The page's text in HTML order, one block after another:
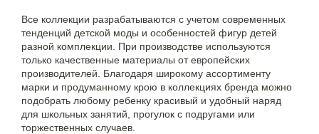
Все коллекции разрабатываются с учетом современных
тенденций детской моды и особенностей фигур детей
разной комплекции. При производстве используются
только качественные материалы от европейских
производителей. Благодаря широкому ассортименту
марки и продуманному крою в коллекциях бренда можно
подобрать любому ребенку красивый и удобный наряд
для школьных занятий, прогулок с подругами или
торжественных случаев.